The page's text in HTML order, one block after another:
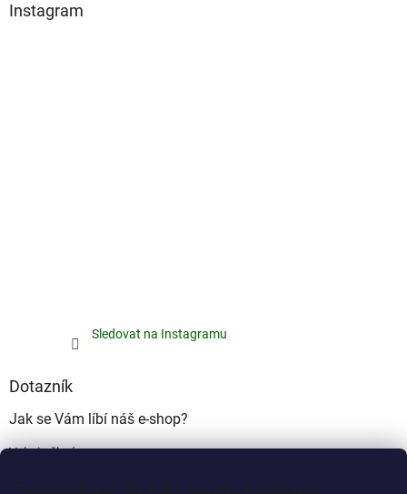
Instagram
Sledovat na Instagramu
Dotazník
Jak se Vám líbí náš e-shop?
Velmi pěkný